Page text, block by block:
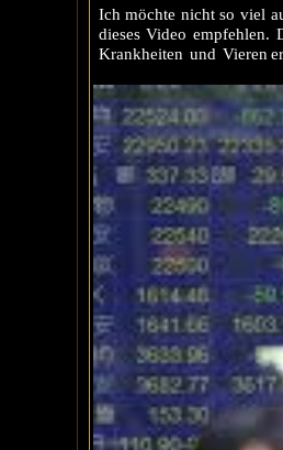
Ich möchte nicht so viel
dieses Video empfehlen.
Krankheiten und Vieren